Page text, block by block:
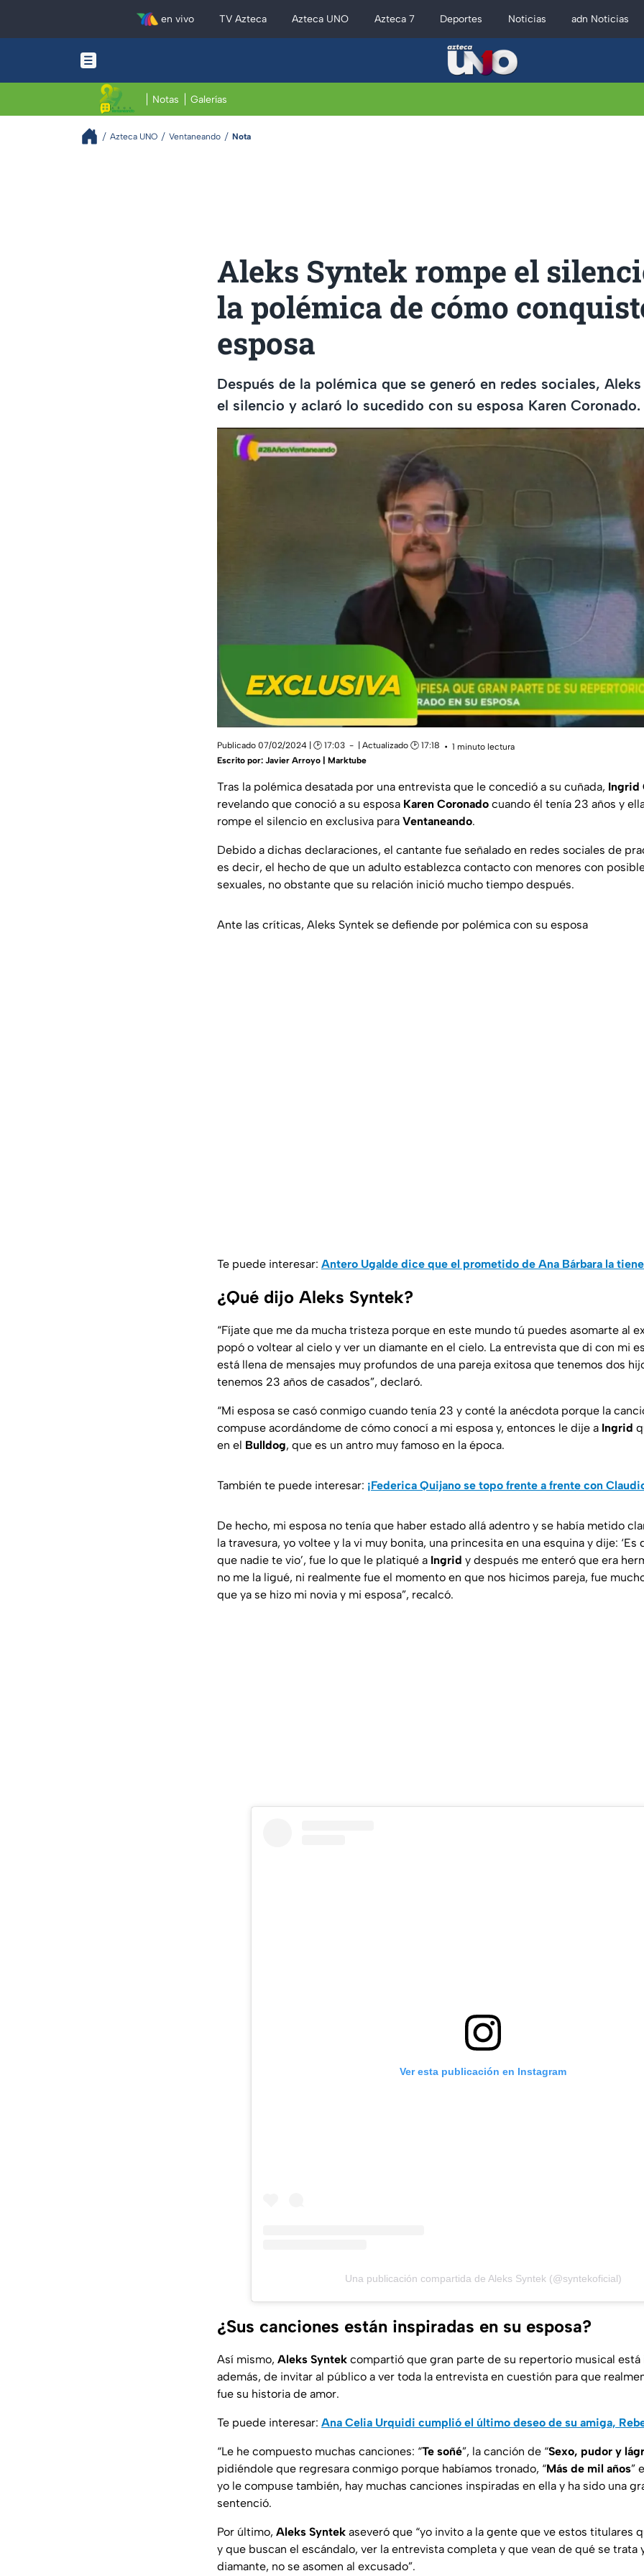
en vivo TV Azteca Azteca UNO Azteca 7 Deportes Noticias adn Noticias
Notas Galerías
Azteca UNO Ventaneando Nota
Aleks Syntek rompe el
la polémica de cómo
esposa
Después de la polémica que se generó en redes sociales,
el silencio y aclaró lo sucedido con su esposa Karen Coronado.
Publicado 07/02/2024 | 🕑 17:03 | Actualizado 🕑 17:18
1 minuto lectura
Escrito por: Javier Arroyo | Marktube
Tras la polémica desatada por una entrevista que le concedió a su cuñada, Ingrid
revelando que conoció a su esposa Karen Coronado cuando él tenía 23 años y
rompe el silencio en exclusiva para Ventaneando.
Debido a dichas declaraciones, el cantante fue señalado en redes sociales de
es decir, el hecho de que un adulto establezca contacto con menores con
sexuales, no obstante que su relación inició mucho tiempo después.
Ante las críticas, Aleks Syntek se defiende por polémica con su esposa
Te puede interesar: Antero Ugalde dice que el prometido de Ana Bárbara la
¿Qué dijo Aleks Syntek?
“Fíjate que me da mucha tristeza porque en este mundo tú puedes asomarte al
popó o voltear al cielo y ver un diamante en el cielo. La entrevista que di con mi
está llena de mensajes muy profundos de una pareja exitosa que tenemos dos
tenemos 23 años de casados”, declaró.
“Mi esposa se casó conmigo cuando tenía 23 y conté la anécdota porque la
compuse acordándome de cómo conocí a mi esposa y, entonces le dije a Ingrid
en el Bulldog, que es un antro muy famoso en la época.
También te puede interesar: ¡Federica Quijano se topo frente a frente con
De hecho, mi esposa no tenía que haber estado allá adentro y se había metido
la travesura, yo voltee y la vi muy bonita, una princesita en una esquina y dije: ‘Es
que nadie te vio’, fue lo que le platiqué a Ingrid y después me enteró que era
no me la ligué, ni realmente fue el momento en que nos hicimos pareja, fue
que ya se hizo mi novia y mi esposa”, recalcó.
Ver esta publicación en Instagram
Una publicación compartida de Aleks Syntek (@syntekoficial)
¿Sus canciones están inspiradas en su esposa?
Así mismo, Aleks Syntek compartió que gran parte de su repertorio musical está
además, de invitar al público a ver toda la entrevista en cuestión para que
fue su historia de amor.
Te puede interesar: Ana Celia Urquidi cumplió el último deseo de su amiga,
“Le he compuesto muchas canciones: “Te soñé”, la canción de “Sexo, pudor y
pidiéndole que regresara conmigo porque habíamos tronado, “Más de mil años”
yo le compuse también, hay muchas canciones inspiradas en ella y ha sido una
sentenció.
Por último, Aleks Syntek aseveró que “yo invito a la gente que ve estos titulares
y que buscan el escándalo, ver la entrevista completa y que vean de qué se trata
diamante, no se asomen al excusado”.